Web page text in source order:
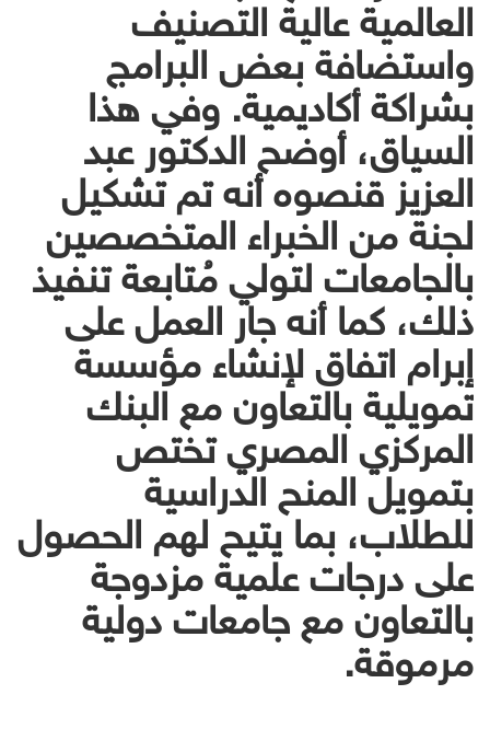
العالمية عالية التصنيف
واستضافة بعض البرامج
بشراكة أكاديمية. وفي هذا
السياق، أوضح الدكتور عبد
العزيز قنصوه أنه تم تشكيل
لجنة من الخبراء المتخصصين
بالجامعات لتولي مُتابعة تنفيذ
ذلك، كما أنه جار العمل على
إبرام اتفاق لإنشاء مؤسسة
تمويلية بالتعاون مع البنك
المركزي المصري تختص
بتمويل المنح الدراسية
للطلاب، بما يتيح لهم الحصول
على درجات علمية مزدوجة
بالتعاون مع جامعات دولية
مرموقة.